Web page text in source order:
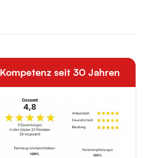
Kompetenz seit 30 Jahren